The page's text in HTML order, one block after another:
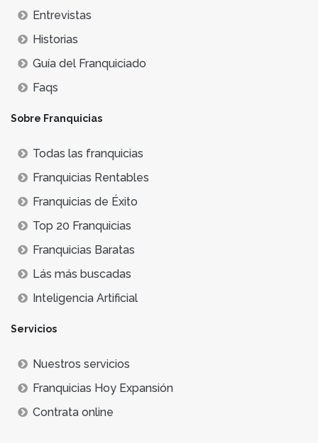
Entrevistas
Historias
Guía del Franquiciado
Faqs
Sobre Franquicias
Todas las franquicias
Franquicias Rentables
Franquicias de Éxito
Top 20 Franquicias
Franquicias Baratas
Lás más buscadas
Inteligencia Artificial
Servicios
Nuestros servicios
Franquicias Hoy Expansión
Contrata online